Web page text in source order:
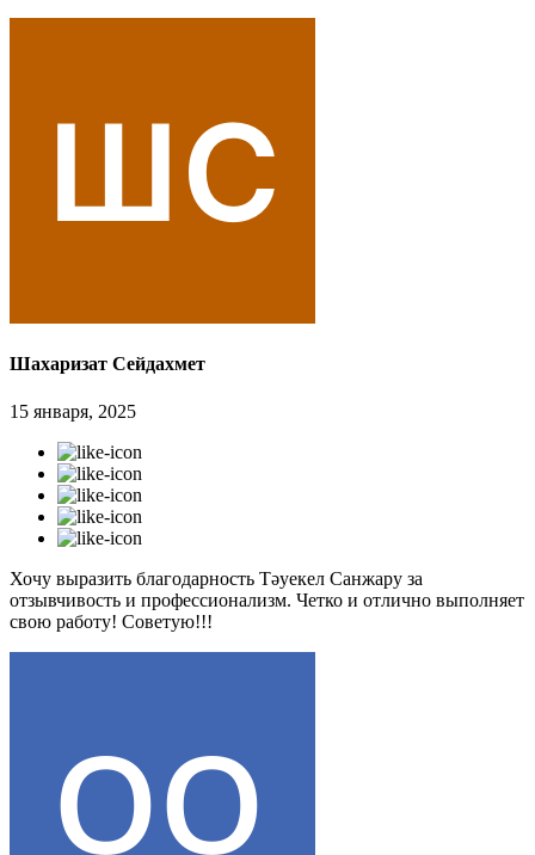
Шахаризат Сейдахмет
15 января, 2025
Хочу выразить благодарность Тәуекел Санжару за
отзывчивость и профессионализм. Четко и отлично выполняет
свою работу! Советую!!!